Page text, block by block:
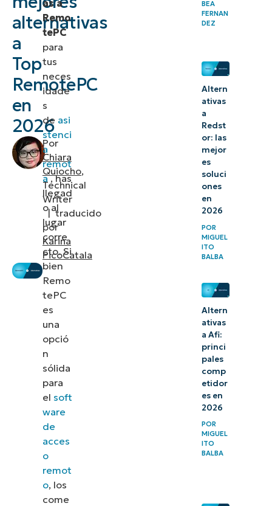
alternativas
a
Top
RemotePC
en
2026
Por
Chiara
Quiocho,
Technical
Writer
|traducido
por
Karina
PicoCatala
2.
ConnectWise
3.
RealVNC
Evaluación
de las
principales
alternativas
a
as a
Remo
tePC
para
tus
neces
idade
s
de asi
stenci
a
remot
a, has
llegad
o al
lugar
corre
cto. Si
bien
Remo
tePC
es
una
opció
n
sólida
para
el soft
ware
de
acces
o
remot
o, los
come
BEA
FERNAN
DEZ
Altern
ativas
a
Redst
or: las
mejor
es
soluci
ones
en
2026
POR
MIGUEL
ITO
BALBA
Altern
ativas
a Afi:
princi
pales
comp
etidor
es en
2026
POR
MIGUEL
ITO
BALBA